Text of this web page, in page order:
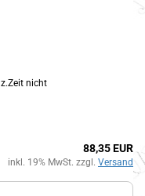
z.Zeit nicht
88,35 EUR
inkl. 19% MwSt. zzgl. Versand